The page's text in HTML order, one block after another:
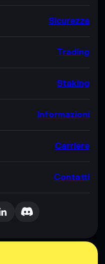
Sicurezza
Trading
Staking
Informazioni
Carriere
Contatti